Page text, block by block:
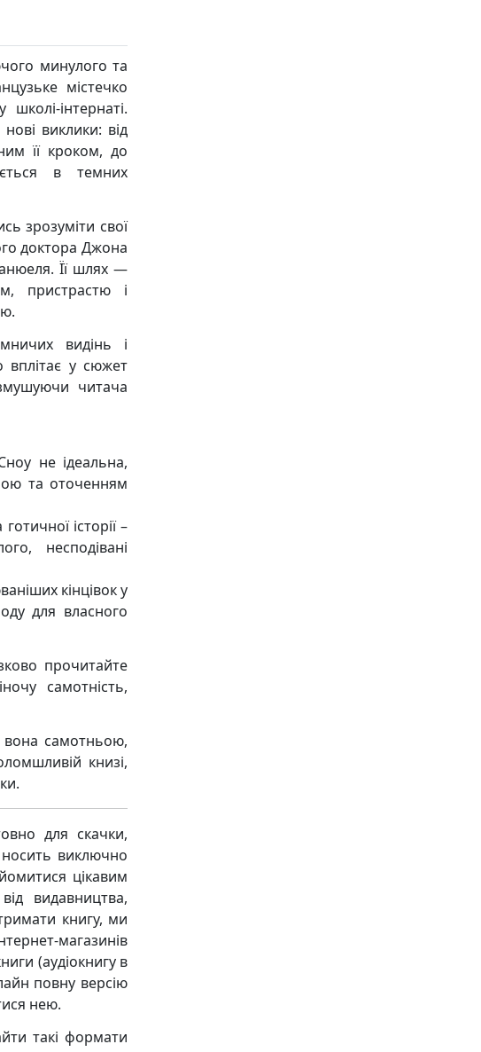
минулого та
містечко
інтернаті.
виклики: від
її кроком, до
в темних
зрозуміти свої
доктора Джона
Її шлях —
пристрастю і
видінь і
у сюжет
читача
не ідеальна,
та оточенням
історії –
несподівані
кінцівок у
для власного
прочитайте
самотність,
вона самотньою,
книзі,
для скачки,
виключно
цікавим
видавництва,
книгу, ми
магазинів
(аудіокнигу в
повну версію
нею.
такі формати